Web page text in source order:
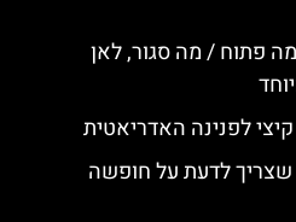
מה פתוח / מה סגור, לאן
לפנינה האדריאטית
שצריך לדעת על חופשה